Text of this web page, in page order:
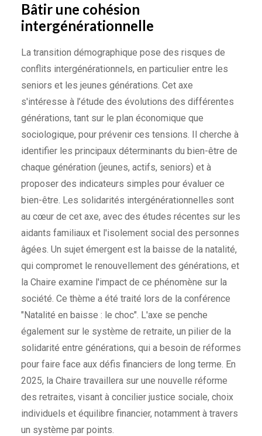
Bâtir une cohésion
intergénérationnelle
La transition démographique pose des risques de
conflits intergénérationnels, en particulier entre les
seniors et les jeunes générations. Cet axe
s'intéresse à l’étude des évolutions des différentes
générations, tant sur le plan économique que
sociologique, pour prévenir ces tensions. Il cherche à
identifier les principaux déterminants du bien-être de
chaque génération (jeunes, actifs, seniors) et à
proposer des indicateurs simples pour évaluer ce
bien-être. Les solidarités intergénérationnelles sont
au cœur de cet axe, avec des études récentes sur les
aidants familiaux et l'isolement social des personnes
âgées. Un sujet émergent est la baisse de la natalité,
qui compromet le renouvellement des générations, et
la Chaire examine l'impact de ce phénomène sur la
société. Ce thème a été traité lors de la conférence
"Natalité en baisse : le choc". L'axe se penche
également sur le système de retraite, un pilier de la
solidarité entre générations, qui a besoin de réformes
pour faire face aux défis financiers de long terme. En
2025, la Chaire travaillera sur une nouvelle réforme
des retraites, visant à concilier justice sociale, choix
individuels et équilibre financier, notamment à travers
un système par points.